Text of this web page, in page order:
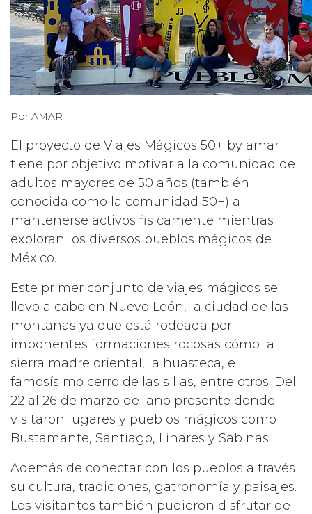
Por AMAR
El proyecto de Viajes Mágicos 50+ by amar
tiene por objetivo motivar a la comunidad de
adultos mayores de 50 años (también
conocida como la comunidad 50+) a
mantenerse activos fisicamente mientras
exploran los diversos pueblos mágicos de
México.
Este primer conjunto de viajes mágicos se
llevo a cabo en Nuevo León, la ciudad de las
montañas ya que está rodeada por
imponentes formaciones rocosas cómo la
sierra madre oriental, la huasteca, el
famosísimo cerro de las sillas, entre otros. Del
22 al 26 de marzo del año presente donde
visitaron lugares y pueblos mágicos como
Bustamante, Santiago, Linares y Sabinas.
Además de conectar con los pueblos a través
su cultura, tradiciones, gatronomía y paisajes.
Los visitantes también pudieron disfrutar de